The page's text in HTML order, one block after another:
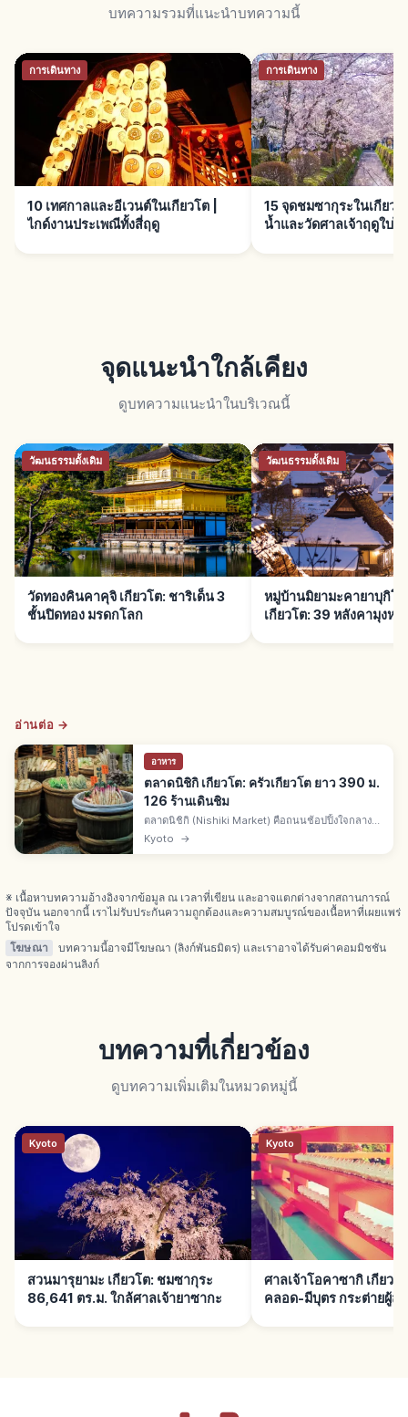
บทความรวมที่แนะนำบทความนี้
การเดินทาง
10 เทศกาลและอีเวนต์ในเกียวโต |
ไกด์งานประเพณีทั้งสี่ฤดู
การเดินทาง
15 จุดชมซากุระในเกียวโ
น้ำและวัดศาลเจ้าฤดูใบไ
จุดแนะนำใกล้เคียง
ดูบทความแนะนำในบริเวณนี้
วัฒนธรรมดั้งเดิม
วัดทองคินคาคุจิ เกียวโต: ชาริเด็น 3
ชั้นปิดทอง มรดกโลก
วัฒนธรรมดั้งเดิม
หมู่บ้านมิยามะคายาบุกิโ
เกียวโต: 39 หลังคามุงหญ้
อ่านต่อ →
อาหาร
ตลาดนิชิกิ เกียวโต: ครัวเกียวโต ยาว 390 ม.
126 ร้านเดินชิม
ตลาดนิชิกิ (Nishiki Market) คือถนนช้อปปิ้งใจกลาง
เกียวโต ยาวราว 390 ม. ราว 126 ร้านในสหกรณ์
ฉายา ครัวของเกียวโต เริ่มจากตลาดปลาปี 1615 ผัก
Kyoto →
※ เนื้อหาบทความอ้างอิงจากข้อมูล ณ เวลาที่เขียน และอาจแตกต่างจากสถานการณ์
ปัจจุบัน นอกจากนี้ เราไม่รับประกันความถูกต้องและความสมบูรณ์ของเนื้อหาที่เผยแพร่
โปรดเข้าใจ
โฆษณา
บทความนี้อาจมีโฆษณา (ลิงก์พันธมิตร) และเราอาจได้รับค่าคอมมิชชัน
จากการจองผ่านลิงก์
บทความที่เกี่ยวข้อง
ดูบทความเพิ่มเติมในหมวดหมู่นี้
Kyoto
สวนมารุยามะ เกียวโต: ชมซากุระ
86,641 ตร.ม. ใกล้ศาลเจ้ายาซากะ
Kyoto
ศาลเจ้าโอคาซากิ เกียวโ
คลอด-มีบุตร กระต่ายผู้ส่